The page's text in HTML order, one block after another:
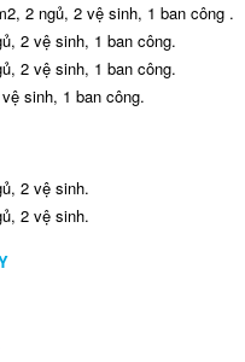
2 ngủ, 2 vệ sinh, 1 ban công .
2 vệ sinh, 1 ban công.
2 vệ sinh, 1 ban công.
sinh, 1 ban công.
2 vệ sinh.
2 vệ sinh.